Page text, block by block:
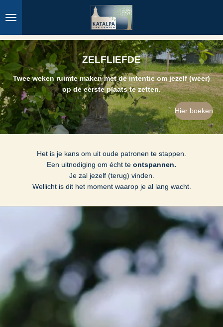
direct
de
hoofdinhoud
ZELFLIEFDE
Twee weken ruimte maken met de intentie om jezelf (weer)
op de eerste plaats te zetten.
Hier boeken
Het is je kans om uit oude patronen te stappen.
Een uitnodiging om écht te ontspannen.
Je zal jezelf (terug) vinden.
Wellicht is dit het moment waarop je al lang wacht.